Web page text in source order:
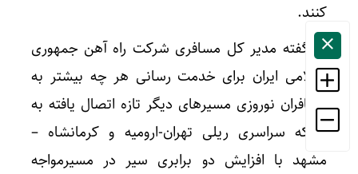
کنند.
به گفته مدیر کل مسافری شرکت راه آهن جمهوری
اسلامی ایران برای خدمت رسانی هر چه بیشتر به
مسافران نوروزی مسیرهای دیگر تازه اتصال یافته به
شبکه سراسری ریلی تهران-ارومیه و کرمانشاه –
مشهد با افزایش دو برابری سیر در مسیرمواجه